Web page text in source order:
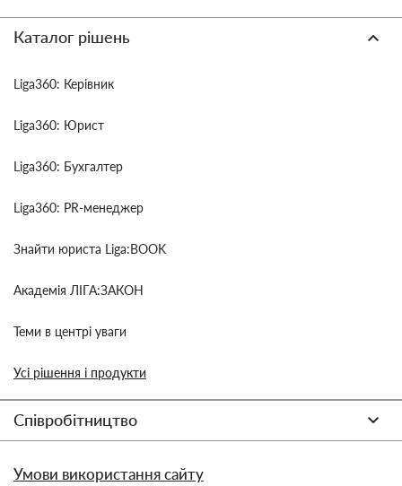
Каталог рішень
Liga360: Керівник
Liga360: Юрист
Liga360: Бухгалтер
Liga360: PR-менеджер
Знайти юриста Liga:BOOK
Академія ЛІГА:ЗАКОН
Теми в центрі уваги
Усі рішення і продукти
Співробітництво
Умови використання сайту